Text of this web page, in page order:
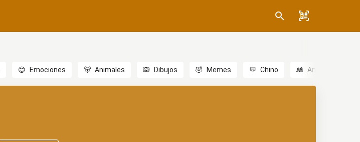
😊 Emociones 🐻 Animales 🙉 Dibujos 🤣 Memes 💬 Chino 🎎 Anime